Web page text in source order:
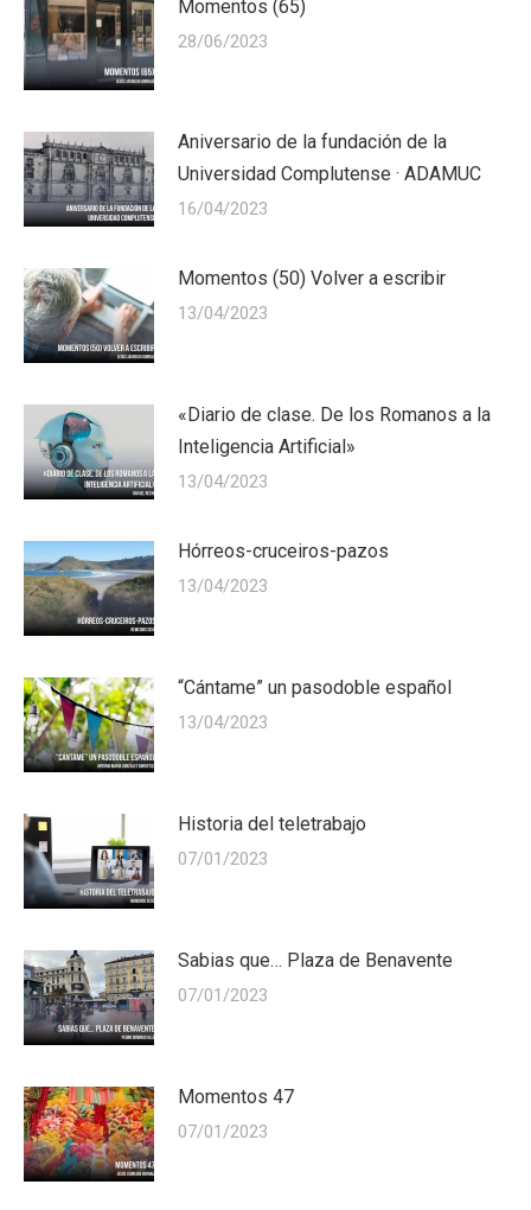
Momentos (65)
28/06/2023
Aniversario de la fundación de la
Universidad Complutense · ADAMUC
16/04/2023
Momentos (50) Volver a escribir
13/04/2023
«Diario de clase. De los Romanos a la
Inteligencia Artificial»
13/04/2023
Hórreos-cruceiros-pazos
13/04/2023
“Cántame” un pasodoble español
13/04/2023
Historia del teletrabajo
07/01/2023
Sabias que… Plaza de Benavente
07/01/2023
Momentos 47
07/01/2023